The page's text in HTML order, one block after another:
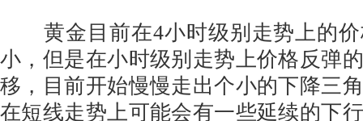
黄金目前在4小时级别走势上的价
小，但是在小时级别走势上价格反弹
移，目前开始慢慢走出个小的下降三
在短线走势上可能会有一些延续的下